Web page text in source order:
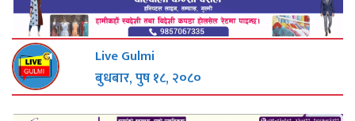
Live Gulmi
बुधबार, पुष १८, २०८०